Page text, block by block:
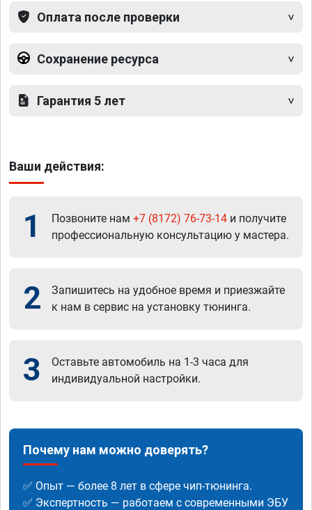
Оплата после проверки
Сохранение ресурса
Гарантия 5 лет
Ваши действия:
1 Позвоните нам +7 (8172) 76-73-14 и получите
профессиональную консультацию у мастера.
2
Запишитесь на удобное время и приезжайте
к нам в сервис на установку тюнинга.
3
Оставьте автомобиль на 1-3 часа для
индивидуальной настройки.
Почему нам можно доверять?
✅ Опыт — более 8 лет в сфере чип-тюнинга.
✅ Экспертность — работаем с современными ЭБУ